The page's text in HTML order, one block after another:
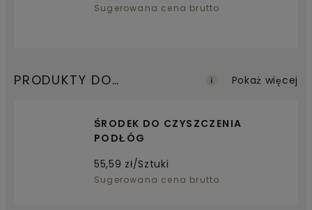
Sugerowana cena brutto
PRODUKTY DO
ŚRODEK DO CZYSZCZENIA
PODŁÓG
55,59 zł/Sztuki
Sugerowana cena brutto
Pokaż więcej